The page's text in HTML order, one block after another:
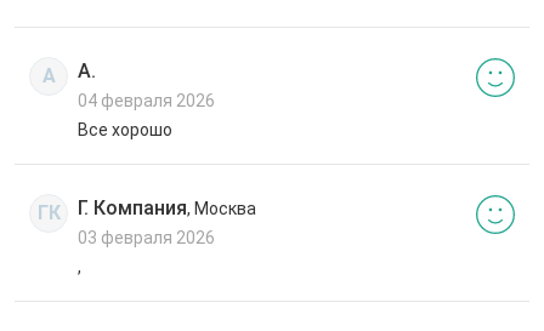
А А.
04 февраля 2026
Все хорошо
ГК Г. Компания, Москва
03 февраля 2026
,